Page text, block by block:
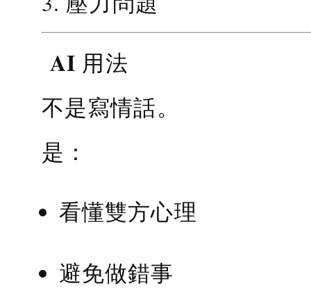
AI 用法
不是寫情話。
是：
看懂雙方心理
避免做錯事